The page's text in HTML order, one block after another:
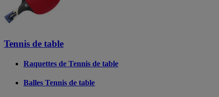
Tennis de table
Raquettes de Tennis de table
Balles Tennis de table